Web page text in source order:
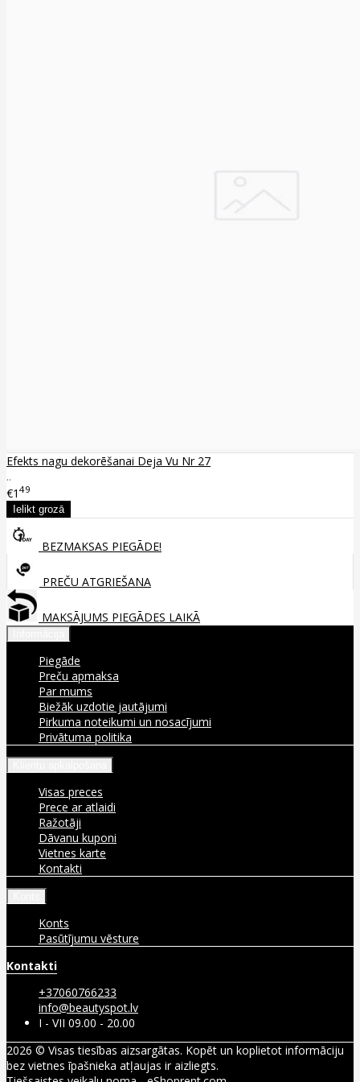
Efekts nagu dekorēšanai Deja Vu Nr 27
..
€1 49
BEZMAKSAS PIEGĀDE!
PREČU ATGRIEŠANA
MAKSĀJUMS PIEGĀDES LAIKĀ
Piegāde
Preču apmaksa
Par mums
Biežāk uzdotie jautājumi
Pirkuma noteikumi un nosacījumi
Privātuma politika
Visas preces
Prece ar atlaidi
Ražotāji
Dāvanu kuponi
Vietnes karte
Kontakti
Konts
Pasūtījumu vēsture
Kontakti
+37060766233
info@beautyspot.lv
I - VII 09.00 - 20.00
2026 © Visas tiesības aizsargātas. Kopēt un koplietot informāciju
bez vietnes īpašnieka atļaujas ir aizliegts.